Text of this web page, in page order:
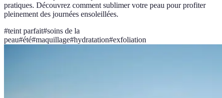
pratiques. Découvrez comment sublimer votre peau pour profiter
pleinement des journées ensoleillées.
#teint parfait#soins de la
peau#été#maquillage#hydratation#exfoliation